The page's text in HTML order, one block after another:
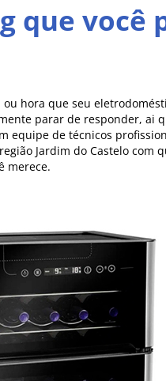
que você
ou hora que seu
parar de responder, ai
equipe de técnicos
Jardim do Castelo com
merece.